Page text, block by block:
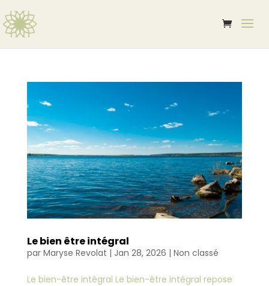
Le bien être intégral
par Maryse Revolat | Jan 28, 2026 | Non classé
Le bien-être intégral Le bien-être intégral repose